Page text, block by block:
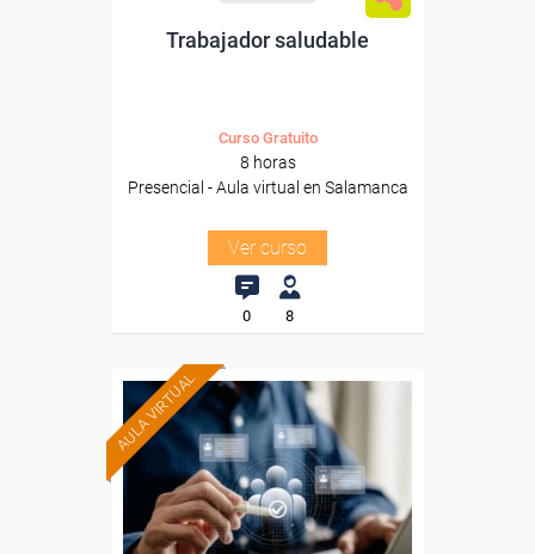
Trabajador saludable
Curso Gratuito
8 horas
Presencial - Aula virtual en Salamanca
Ver curso
0 8
AULA VIRTUAL Formación 100%
subvencionada.
Para trabajadores y
autónomos de Madrid.